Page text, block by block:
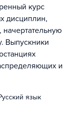
курс
дисциплин,
Выпускники
и
русский язык